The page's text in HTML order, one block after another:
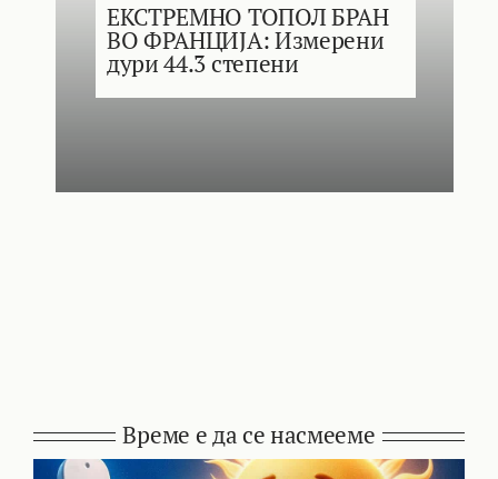
ЕКСТРЕМНО ТОПОЛ БРАН
ВО ФРАНЦИЈА: Измерени
дури 44.3 степени
Време е да се насмееме